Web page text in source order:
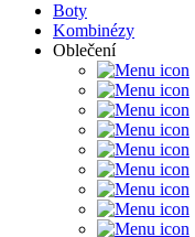
Boty
Kombinézy
Oblečení